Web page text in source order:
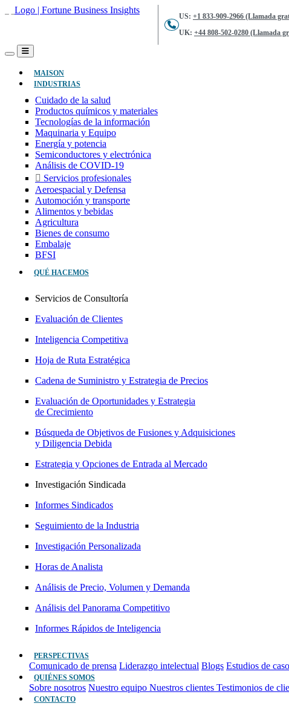
US: +1 833-909-2966 (Llamada
UK: +44 808-502-0280 (Llamada
MAISON(ACTUAL)
INDUSTRIAS
Cuidado de la salud
Productos químicos y materiales
Tecnologías de la información
Maquinaria y Equipo
Energía y potencia
Semiconductores y electrónica
Análisis de COVID-19
Servicios profesionales
Aeroespacial y Defensa
Automoción y transporte
Alimentos y bebidas
Agricultura
Bienes de consumo
Embalaje
BFSI
QUÉ HACEMOS
Servicios de Consultoría
Evaluación de Clientes
Inteligencia Competitiva
Hoja de Ruta Estratégica
Cadena de Suministro y Estrategia de Precios
Evaluación de Oportunidades y Estrategia
de Crecimiento
Búsqueda de Objetivos de Fusiones y Adquisiciones
y Diligencia Debida
Estrategia y Opciones de Entrada al Mercado
Investigación Sindicada
Informes Sindicados
Seguimiento de la Industria
Investigación Personalizada
Horas de Analista
Análisis de Precio, Volumen y Demanda
Análisis del Panorama Competitivo
Informes Rápidos de Inteligencia
PERSPECTIVAS
Comunicado de prensa Liderazgo intelectual Blogs Estudios de caso
QUIÉNES SOMOS
Sobre nosotros Nuestro equipo Nuestros clientes Testimonios de
CONTACTO